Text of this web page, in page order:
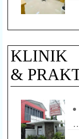
KLINIK
&